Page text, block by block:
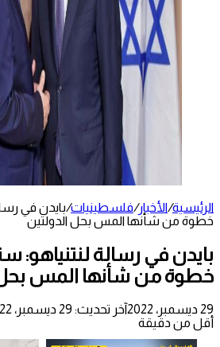
الرئيسية/الأخبار/فلسطينيات/بايدن في
خطوة من شأنها المس بحل الدولتين
بايدن في رسالة
خطوة من شأنها المس بحل
29 ديسمبر، 2022
آخر تحديث: 29 ديسمبر، 2022
أقل من دقيقة